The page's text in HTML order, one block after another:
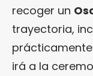
recoger un
trayectoria,
irá a la